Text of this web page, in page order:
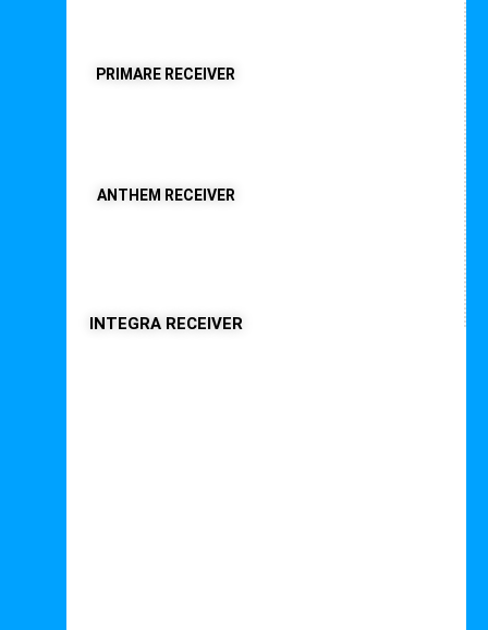
PRIMARE RECEIVER
ANTHEM RECEIVER
INTEGRA RECEIVER